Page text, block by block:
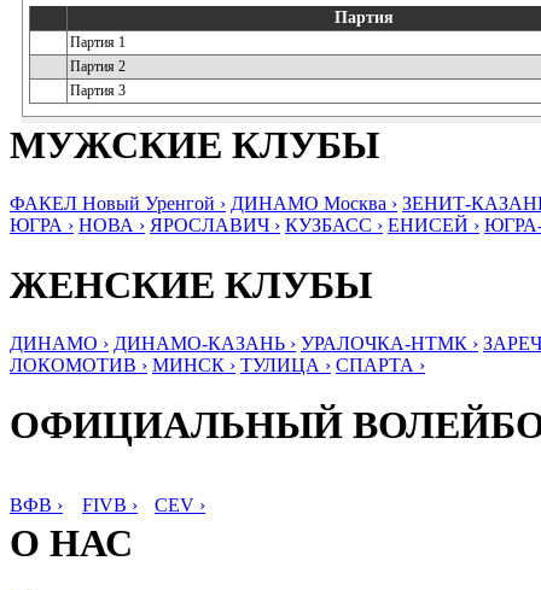
Партия
Партия 1
Партия 2
Партия 3
МУЖСКИЕ КЛУБЫ
ФАКЕЛ Новый Уренгой › ДИНАМО Москва › ЗЕНИТ-
ЮГРА › НОВА › ЯРОСЛАВИЧ › КУЗБАСС › ЕНИСЕЙ ›
ЖЕНСКИЕ КЛУБЫ
ДИНАМО › ДИНАМО-КАЗАНЬ › УРАЛОЧКА-НТМК ›
ЛОКОМОТИВ › МИНСК › ТУЛИЦА › СПАРТА ›
ОФИЦИАЛЬНЫЙ
ВФВ › FIVB › CEV ›
О НАС